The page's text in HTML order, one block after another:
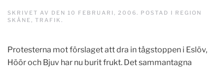
SKRIVET AV DEN 10 FEBRUARI, 2006. POSTAD I REGION
SKÅNE, TRAFIK .
Protesterna mot förslaget att dra in tågstoppen i Eslöv,
Höör och Bjuv har nu burit frukt. Det sammantagna